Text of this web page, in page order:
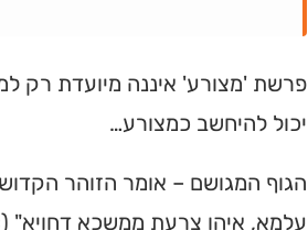
פרשת 'מצורע' איננה מיועדת רק
יכול להיחשב כמצורע…
הגוף המגושם – אומר הזוהר
עלמא, איהו צרעת ממשכא דחויא"